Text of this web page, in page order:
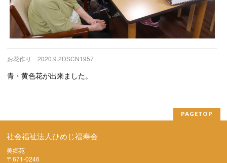
お花作り 2020.9.2DSCN1957
青・黄色花が出来ました。
PAGETOP
社会福祉法人ひめじ福寿会
美郷苑
〒671-0246